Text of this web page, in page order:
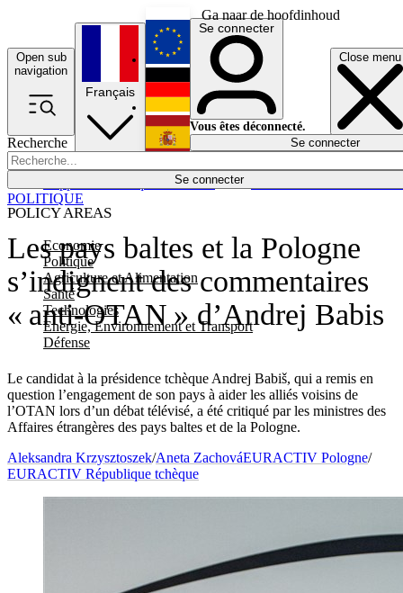
Ga naar de hoofdinhoud
Open sub
navigation
Close menu
Recherche
Se connecter
POLICY AREAS
Economie
Politique
Agriculture et Alimentation
Santé
Technologies
Energie, Environnement et Transport
Défense
Économie
Français
English
Deutsch
Español
Se connecter
Vous êtes déconnecté.
Se connecter
Les pays baltes et la Pologne
s’indignent des commentaires
« anti-OTAN » d’Andrej Babis
Le candidat à la présidence tchèque Andrej Babiš, qui a remis en
question l’engagement de son pays à aider les alliés voisins de
l’OTAN lors d’un débat télévisé, a été critiqué par les ministres des
Affaires étrangères des pays baltes et de la Pologne.
POLITIQUE
Aleksandra Krzysztoszek/Aneta ZachováEURACTIV Pologne/
EURACTIV République tchèque